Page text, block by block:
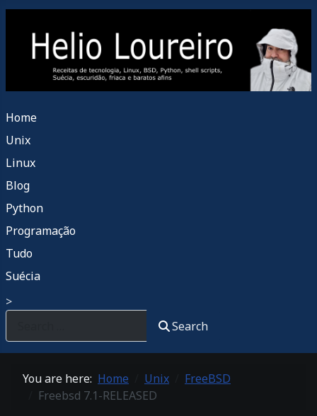
Home
Unix
Linux
Blog
Python
Programação
Tudo
Suécia
>
Search
You are here: Home Unix
FreeBSD
Freebsd 7.1-RELEASED